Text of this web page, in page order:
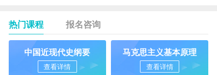
热门课程 报名咨询
中国近现代史纲要
查看详情
马克思主义基本原理
查看详情